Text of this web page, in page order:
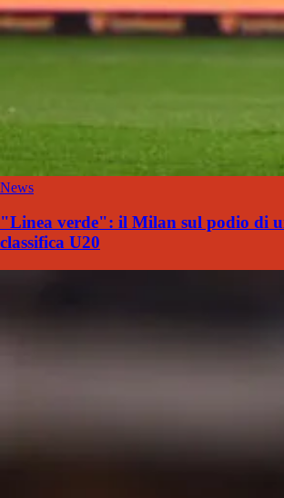
News
"Linea verde": il Milan sul podio di
classifica U20